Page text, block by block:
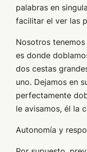
palabras en
facilitar el ver las
Nosotros
es donde
dos cestas
uno. Dejamos en
perfectamente
le avisamos, él la
Autonomía y